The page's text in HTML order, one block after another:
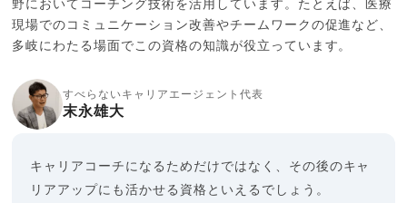
野においてコーチング技術を活用しています。たとえば、医療
現場でのコミュニケーション改善やチームワークの促進など、
多岐にわたる場面でこの資格の知識が役立っています。
すべらないキャリアエージェント代表
末永雄大
キャリアコーチになるためだけではなく、その後のキャ
リアアップにも活かせる資格といえるでしょう。